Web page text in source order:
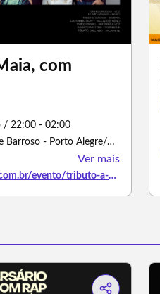
com
/ 22:00 - 02:00
GREZZ, Rua Almirante Barroso - Porto Alegre/Rio Grande do Sul
Ver mais
https://www.sympla.com.br/evento/tributo-a-tim-maia-com-tonho-crocco/3502511